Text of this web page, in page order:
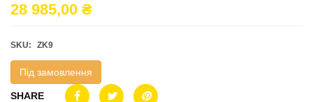
28 985,00 ₴
SKU: ZK9
Під замовлення
SHARE